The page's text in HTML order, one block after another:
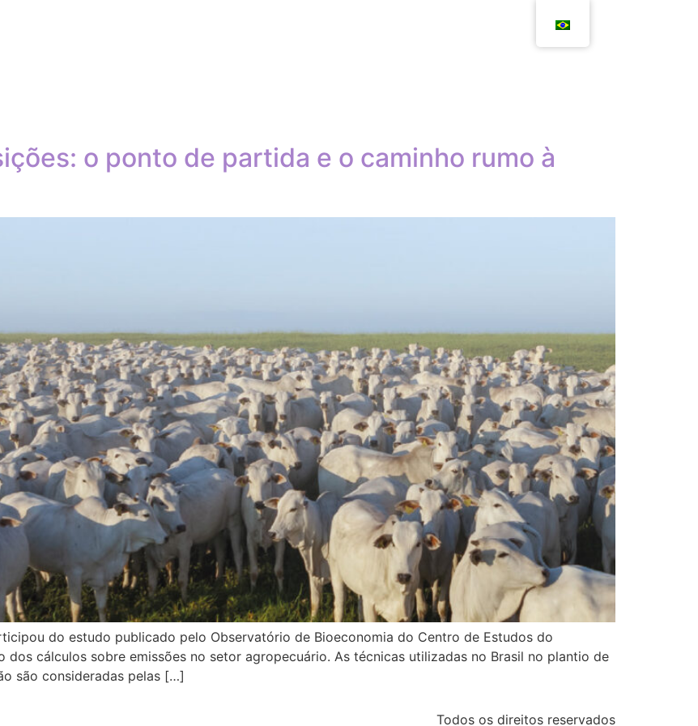
o ponto de partida e o caminho rumo à
do estudo publicado pelo Observatório de Bioeconomia do Centro de Estudos do
cálculos sobre emissões no setor agropecuário. As técnicas utilizadas no Brasil no plantio de
são consideradas pelas […]
Todos os direitos reservados